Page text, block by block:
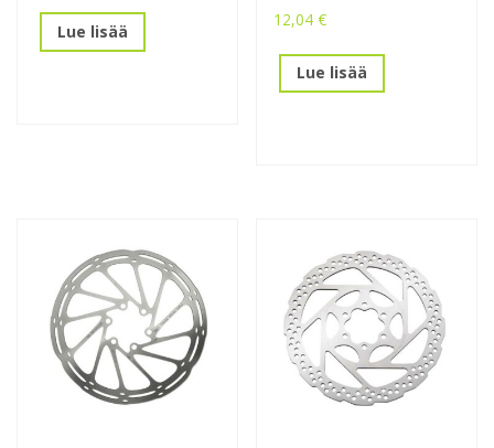
Lue lisää
12,04€
Lue lisää